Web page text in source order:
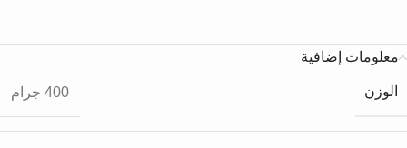
معلومات إضافية
الوزن 400 جرام